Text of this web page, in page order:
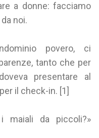
a donne: facciamo
noi.
povero, ci
tanto che per
presentare al
il check-in. [1]
maiali da piccoli?»